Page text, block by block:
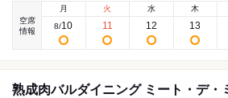
空席
情報
月
8/10
火
11
水
12
木
13
熟成肉バルダイニング ミート・デ・